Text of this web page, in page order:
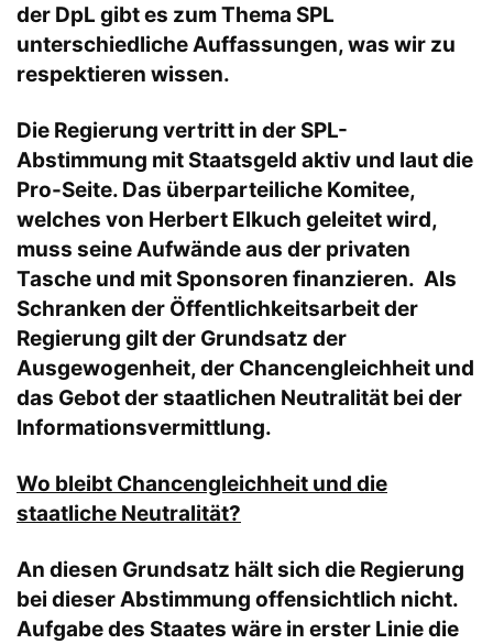
der DpL gibt es zum Thema SPL
unterschiedliche Auffassungen, was wir zu
respektieren wissen.
Die Regierung vertritt in der SPL-
Abstimmung mit Staatsgeld aktiv und laut die
Pro-Seite. Das überparteiliche Komitee,
welches von Herbert Elkuch geleitet wird,
muss seine Aufwände aus der privaten
Tasche und mit Sponsoren finanzieren. Als
Schranken der Öffentlichkeitsarbeit der
Regierung gilt der Grundsatz der
Ausgewogenheit, der Chancengleichheit und
das Gebot der staatlichen Neutralität bei der
Informationsvermittlung.
Wo bleibt Chancengleichheit und die
staatliche Neutralität?
An diesen Grundsatz hält sich die Regierung
bei dieser Abstimmung offensichtlich nicht.
Aufgabe des Staates wäre in erster Linie die